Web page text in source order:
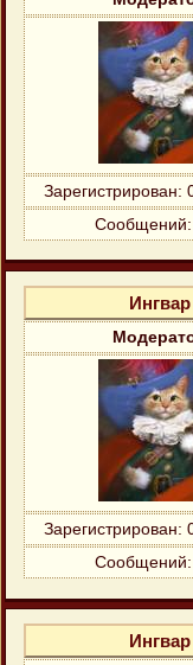
Зарегистрирован:
Сообщений:
Ингвар
Зарегистрирован:
Сообщений:
Ингвар